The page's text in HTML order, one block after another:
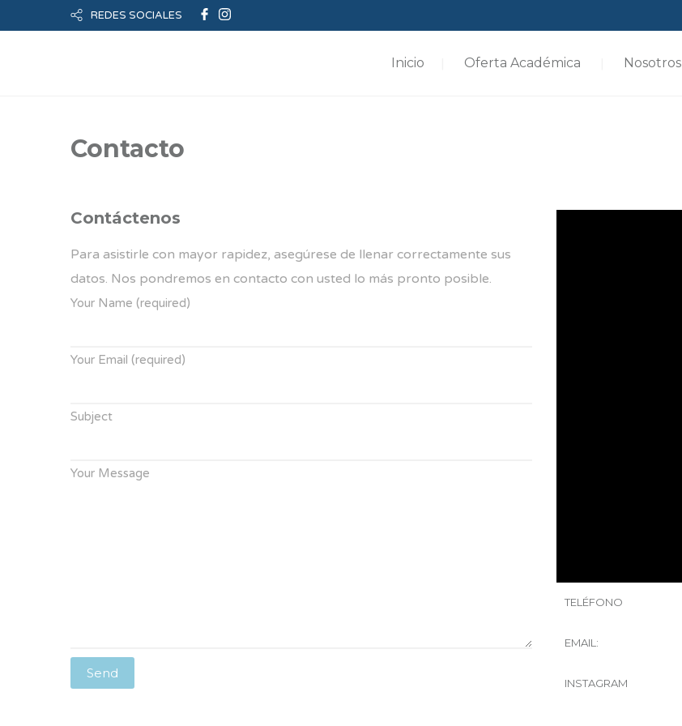
REDES SOCIALES
Inicio Oferta Académica Nosotros
Contacto
Contáctenos
Para asistirle con mayor rapidez, asegúrese de llenar correctamente sus
datos. Nos pondremos en contacto con usted lo más pronto posible.
Your Name (required)
Your Email (required)
Subject
Your Message
TELÉFONO
EMAIL:
INSTAGRAM